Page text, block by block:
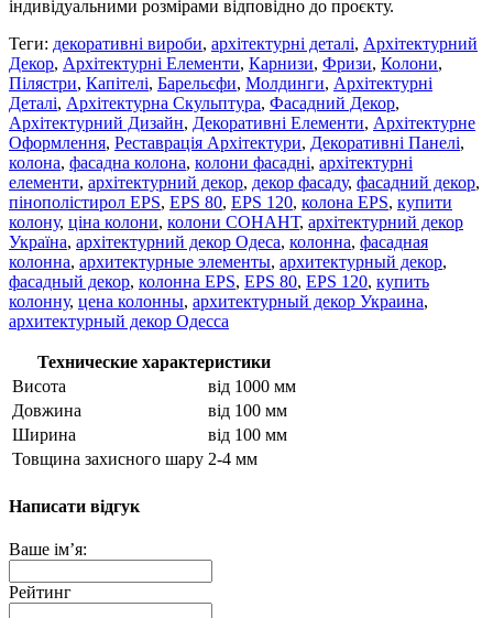
індивідуальними розмірами відповідно до проєкту.
Теги: декоративні вироби, архітектурні деталі, Архітектурний
Декор, Архітектурні Елементи, Карнизи, Фризи, Колони,
Пілястри, Капітелі, Барельєфи, Молдинги, Архітектурні
Деталі, Архітектурна Скульптура, Фасадний Декор,
Архітектурний Дизайн, Декоративні Елементи, Архітектурне
Оформлення, Реставрація Архітектури, Декоративні Панелі,
колона, фасадна колона, колони фасадні, архітектурні
елементи, архітектурний декор, декор фасаду, фасадний декор,
пінополістирол EPS, EPS 80, EPS 120, колона EPS, купити
колону, ціна колони, колони СОНАНТ, архітектурний декор
Україна, архітектурний декор Одеса, колонна, фасадная
колонна, архитектурные элементы, архитектурный декор,
фасадный декор, колонна EPS, EPS 80, EPS 120, купить
колонну, цена колонны, архитектурный декор Украина,
архитектурный декор Одесса
Технические характеристики
Висота
від 1000 мм
Довжина
від 100 мм
Ширина
від 100 мм
Товщина захисного шару 2-4 мм
Написати відгук
Ваше ім’я:
Рейтинг